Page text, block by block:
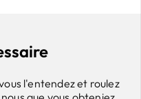
l'entendez et roulez